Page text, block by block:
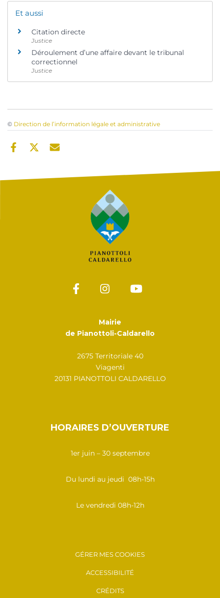
Et aussi
Citation directe
Justice
Déroulement d’une affaire devant le tribunal
correctionnel
Justice
© Direction de l’information légale et administrative
Mairie
de Pianottoli-Caldarello
2675 Territoriale 40
Viagenti
20131 PIANOTTOLI CALDARELLO
HORAIRES D’OUVERTURE
1er juin – 30 septembre
Du lundi au jeudi 08h-15h
Le vendredi 08h-12h
GÉRER MES COOKIES
ACCESSIBILITÉ
CRÉDITS